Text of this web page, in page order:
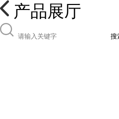
产品展厅
搜